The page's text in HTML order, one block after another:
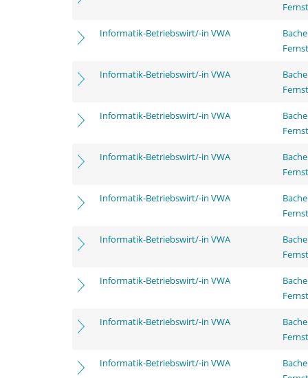
Informatik-Betriebswirt/-in VWA
Informatik-Betriebswirt/-in VWA
Informatik-Betriebswirt/-in VWA
Informatik-Betriebswirt/-in VWA
Informatik-Betriebswirt/-in VWA
Informatik-Betriebswirt/-in VWA
Informatik-Betriebswirt/-in VWA
Informatik-Betriebswirt/-in VWA
Informatik-Betriebswirt/-in VWA